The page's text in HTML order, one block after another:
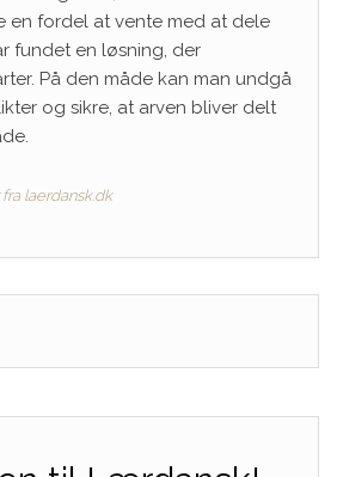
en fordel at vente med at dele
fundet en løsning, der
På den måde kan man undgå
og sikre, at arven bliver delt
laerdansk.dk